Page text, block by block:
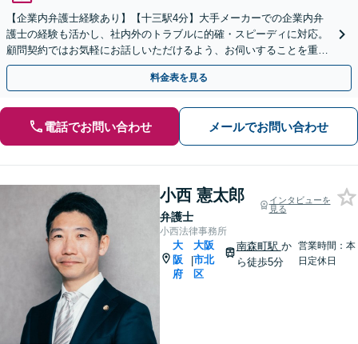
【企業内弁護士経験あり】【十三駅4分】大手メーカーでの企業内弁
護士の経験も活かし、社内外のトラブルに的確・スピーディに対応。
顧問契約ではお気軽にお話しいただけるよう、お伺いすることを重視
しています。顧問料月額1万円～【初回相談30分無料】
料金表を見る
電話でお問い合わせ メールでお問い合わせ
小西 憲太郎
弁護士
インタビューを
見る
小西法律事務所
大
阪
府
|
大阪
市北
区
南森町駅 か
ら徒歩5分
営業時間：本
日定休日